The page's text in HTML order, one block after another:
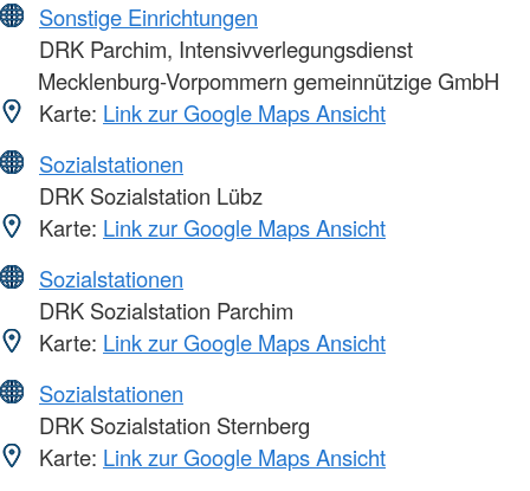
Sonstige Einrichtungen
DRK Parchim, Intensivverlegungsdienst
Mecklenburg-Vorpommern gemeinnützige GmbH
Karte: Link zur Google Maps Ansicht
Sozialstationen
DRK Sozialstation Lübz
Karte: Link zur Google Maps Ansicht
Sozialstationen
DRK Sozialstation Parchim
Karte: Link zur Google Maps Ansicht
Sozialstationen
DRK Sozialstation Sternberg
Karte: Link zur Google Maps Ansicht